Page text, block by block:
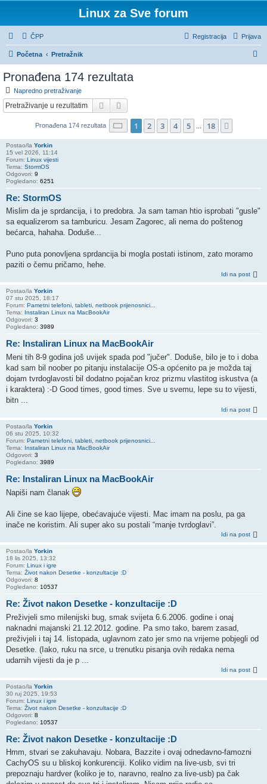
Linux za Sve forum
ČPP Prijava
Registracija
Početna Pretražnik
ž
Pronađena 174 rezultata
Napredno pretraživanje
Pretražnik
Pronađena 174 rezultata Stranica: 1/ 18.
1 2 3 4 5 18
Postao/la Yorkin
15 vel 2026, 11:14
Forum: Linux vijesti
Tema: StormOS
Odgovori: 9
Pogledano: 6251
Re: StormOS
Mislim da je sprdancija, i to predobra. Ja sam taman htio isprobati "gusle"
sa equalizerom sa tamburicu. Jesam Zagorec, ali nema do poštenog
bećarca, hahaha. Doduše...
Puno puta ponovljena sprdancija bi mogla postati istinom, zato moramo
paziti o čemu pričamo, hehe.
Idi na post
Postao/la Yorkin
07 stu 2025, 18:17
Forum: Pametni telefoni, tableti, netbook prijenosnici...
Tema: Instaliran Linux na MacBookAir
Odgovori: 3
Pogledano: 3989
Re: Instaliran Linux na MacBookAir
Meni tih 8-9 godina još uvijek spada pod "jučer". Doduše, bilo je to i doba
kad sam bil noober po pitanju instalacije OS-a općenito pa je možda taj
dojam tvrdoglavosti bil dodatno pojačan kroz prizmu vlastitog iskustva (a
i karaktera) :-D Good times, good times. Sve u svemu, lepe su to vijesti,
bitn ...
Idi na post
Postao/la Yorkin
06 stu 2025, 10:32
Forum: Pametni telefoni, tableti, netbook prijenosnici...
Tema: Instaliran Linux na MacBookAir
Odgovori: 3
Pogledano: 3989
Re: Instaliran Linux na MacBookAir
Napiši nam članak
Ali čine se kao lijepe, obećavajuće vijesti. Mac imam na poslu, pa ga
inače ne koristim. Ali super ako su postali “manje tvrdoglavi”.
Idi na post
Postao/la Yorkin
18 lis 2025, 13:32
Forum: Linux i igre
Tema: Život nakon Desetke - konzultacije :D
Odgovori: 8
Pogledano: 10537
Re: Život nakon Desetke - konzultacije :D
Preživjeli smo milenijski bug, smak svijeta 6.6.2006. godine i onaj
naknadni majanski 21.12.2012. godine. Pa smo tako, barem zasad,
preživjeli i taj 14. listopada, uglavnom zato jer smo na vrijeme pobjegli od
Desetke. (Iako, ruku na srce, u trenutku pisanja ovih redaka nema
udarnih vijesti da je p ...
Idi na post
Postao/la Yorkin
30 ruj 2025, 19:53
Forum: Linux i igre
Tema: Život nakon Desetke - konzultacije :D
Odgovori: 8
Pogledano: 10537
Re: Život nakon Desetke - konzultacije :D
Hmm, stvari se zakuhavaju. Nobara, Bazzite i ovaj odnedavno-famozni
CachyOS su u bliskoj konkurenciji. Koliko vidim na live-usb, svi tri
prepoznaju hardver (koliko je to, naravno, realno za live-usb) pa čak